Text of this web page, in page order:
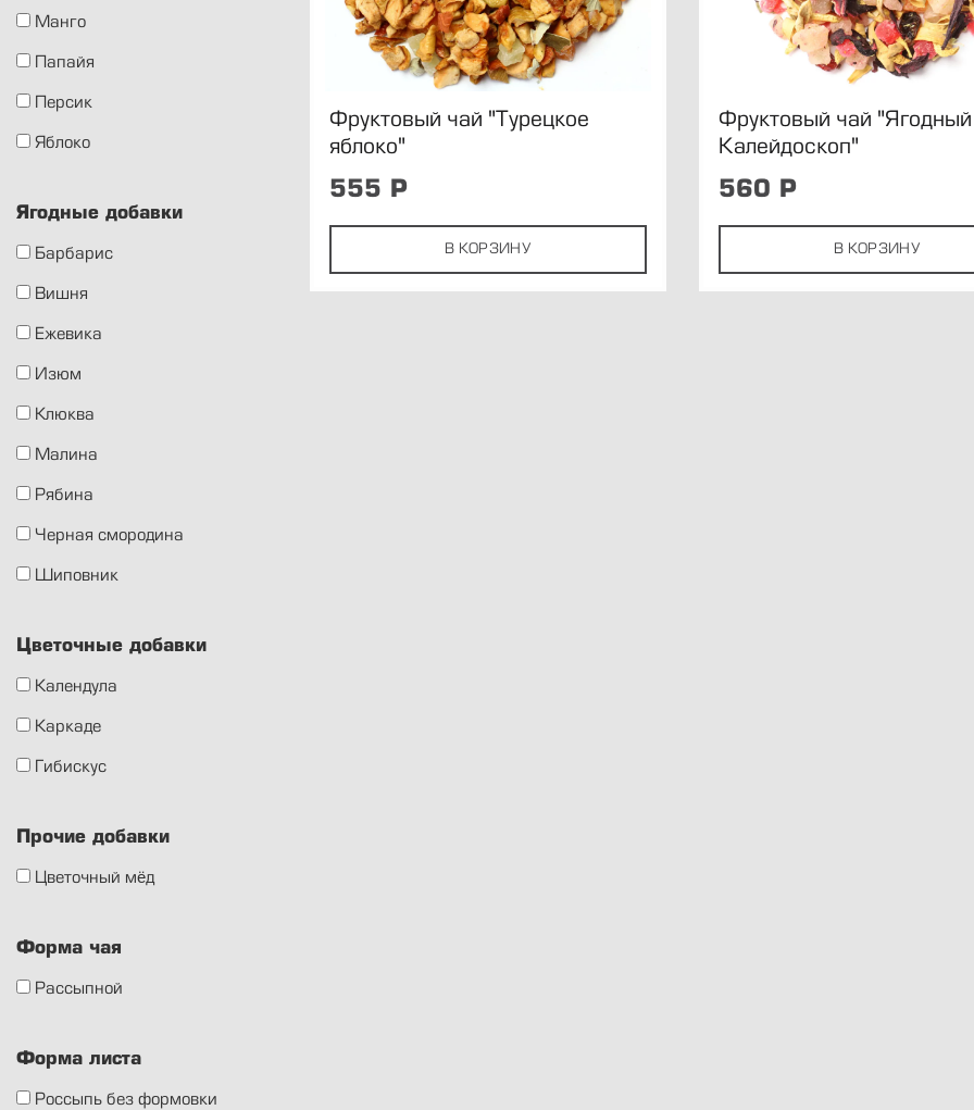
Манго
Папайя
Персик
Яблоко
Ягодные добавки
Барбарис
Вишня
Ежевика
Изюм
Клюква
Малина
Рябина
Черная смородина
Шиповник
Цветочные добавки
Календула
Каркаде
Гибискус
Прочие добавки
Цветочный мёд
Форма чая
Рассыпной
Форма листа
Россыпь без формовки
Фруктовый чай "Турецкое
яблоко"
555 Р
В КОРЗИНУ
Фруктовый чай "Ягодный
Калейдоскоп"
560 Р
В КОРЗИНУ